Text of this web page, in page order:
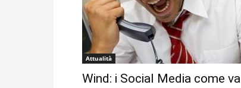
Attualità
Wind: i Social Media come